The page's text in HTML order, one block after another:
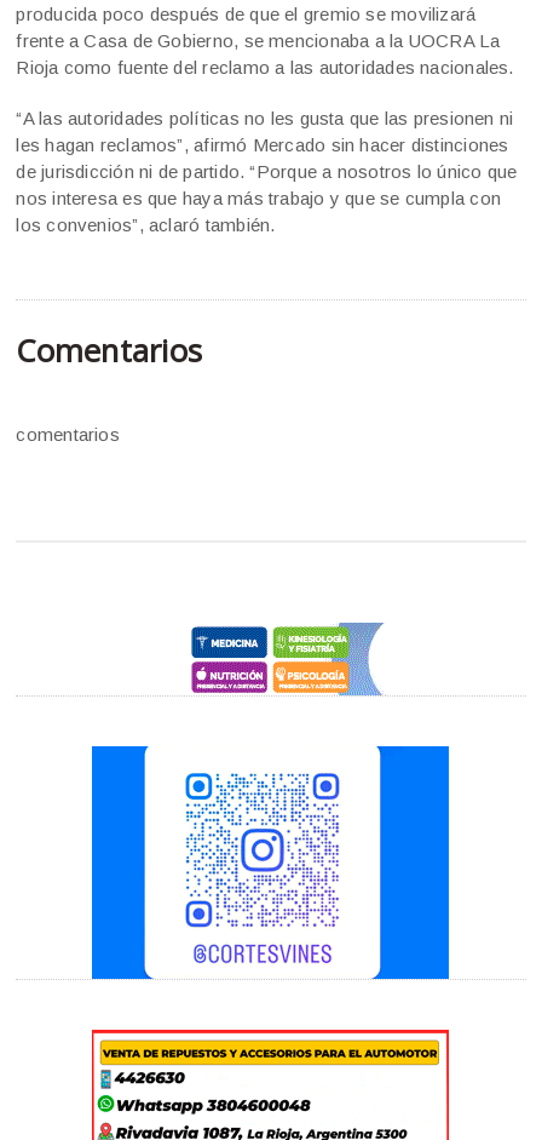
producida poco después de que el gremio se movilizará
frente a Casa de Gobierno, se mencionaba a la UOCRA La
Rioja como fuente del reclamo a las autoridades nacionales.
“A las autoridades políticas no les gusta que las presionen ni
les hagan reclamos”, afirmó Mercado sin hacer distinciones
de jurisdicción ni de partido. “Porque a nosotros lo único que
nos interesa es que haya más trabajo y que se cumpla con
los convenios”, aclaró también.
Comentarios
comentarios